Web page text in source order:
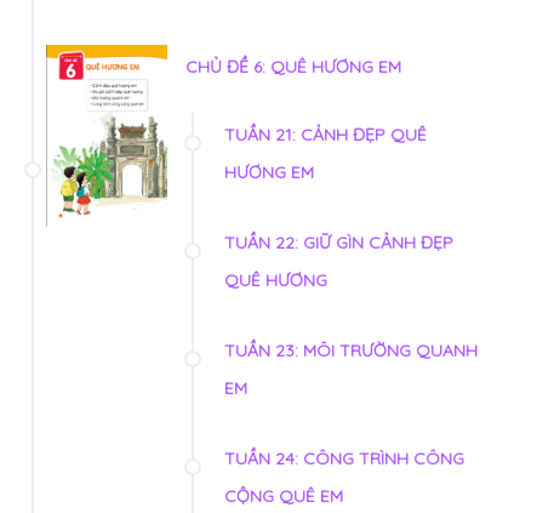
CHỦ ĐỀ 6: QUÊ HƯƠNG EM
TUẦN 21: CẢNH ĐẸP QUÊ
HƯƠNG EM
TUẦN 22: GIỮ GÌN CẢNH ĐẸP
QUÊ HƯƠNG
TUẦN 23: MÔI TRƯỜNG QUANH
EM
TUẦN 24: CÔNG TRÌNH CÔNG
CỘNG QUÊ EM